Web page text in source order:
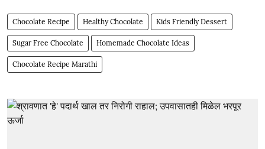
Chocolate Recipe Healthy Chocolate Kids Friendly Dessert
Sugar Free Chocolate Homemade Chocolate Ideas
Chocolate Recipe Marathi